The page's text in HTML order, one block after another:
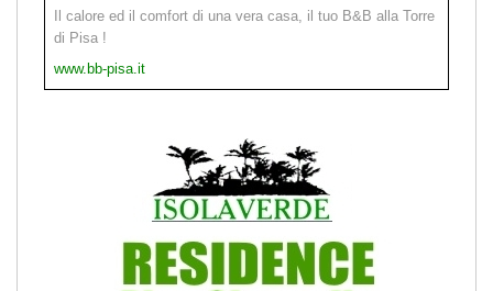
Il calore ed il comfort di una vera casa, il tuo B&B alla Torre
di Pisa !
www.bb-pisa.it